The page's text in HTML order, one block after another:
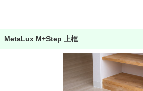
MetaLux M+Step 上框